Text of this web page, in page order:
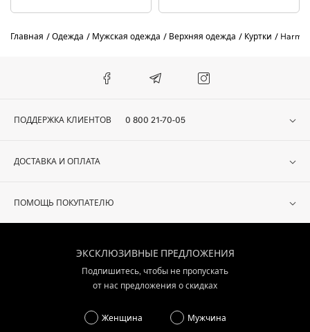
Главная Одежда Мужская одежда Верхняя одежда Куртки
ПОДДЕРЖКА КЛИЕНТОВ 0 800 21-70-05
ДОСТАВКА И ОПЛАТА
ПОМОЩЬ ПОКУПАТЕЛЮ
ЭКСКЛЮЗИВНЫЕ ПРЕДЛОЖЕНИЯ
Подпишитесь, чтобы не пропускать
от нас предложения о скидках
Женщина Мужчина